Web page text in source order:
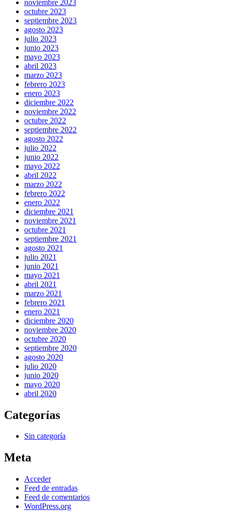
noviembre 2023
octubre 2023
septiembre 2023
agosto 2023
julio 2023
junio 2023
mayo 2023
abril 2023
marzo 2023
febrero 2023
enero 2023
diciembre 2022
noviembre 2022
octubre 2022
septiembre 2022
agosto 2022
julio 2022
junio 2022
mayo 2022
abril 2022
marzo 2022
febrero 2022
enero 2022
diciembre 2021
noviembre 2021
octubre 2021
septiembre 2021
agosto 2021
julio 2021
junio 2021
mayo 2021
abril 2021
marzo 2021
febrero 2021
enero 2021
diciembre 2020
noviembre 2020
octubre 2020
septiembre 2020
agosto 2020
julio 2020
junio 2020
mayo 2020
abril 2020
Categorías
Sin categoría
Meta
Acceder
Feed de entradas
Feed de comentarios
WordPress.org